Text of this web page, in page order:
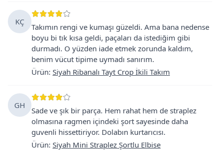
KÇ
Takımın rengi ve kumaşı güzeldi. Ama bana nedense
boyu bi tık kısa geldi, paçaları da istediğim gibi
durmadı. O yüzden iade etmek zorunda kaldım,
benim vücut tipime uymadı sanırım.
Ürün: Siyah Ribanalı Tayt Crop İkili Takım
GH
Sade ve şık bir parça. Hem rahat hem de straplez
olmasına ragmen içindeki şort sayesinde daha
guvenli hissettiriyor. Dolabın kurtarıcısı.
Ürün: Siyah Mini Straplez Şortlu Elbise